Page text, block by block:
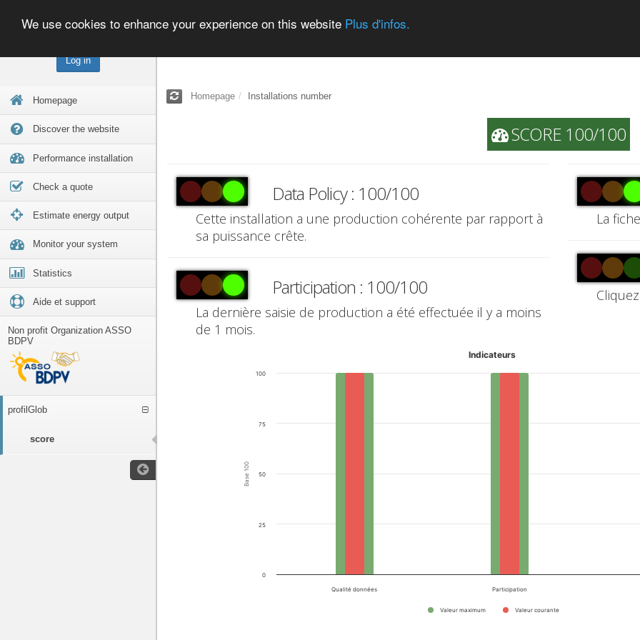
Log in
Homepage
Discover the website
Performance installation
Check a quote
Estimate energy output
Monitor your system
Statistics
Aide et support
Non profit Organization ASSO
BDPV
profilGlob
score
We use cookies to enhance your experience on this website Plus d'infos.
Homepage Installations number
SCORE 100/100
Data Policy : 100/100
Cette installation a une production cohérente par rapport à
sa puissance crête.
Participation : 100/100
La dernière saisie de production a été effectuée il y a moins
de 1 mois.
La
Base 100
Indicateurs
Valeur maximum Valeur courante
Qualité données Participation
0
25
50
75
100